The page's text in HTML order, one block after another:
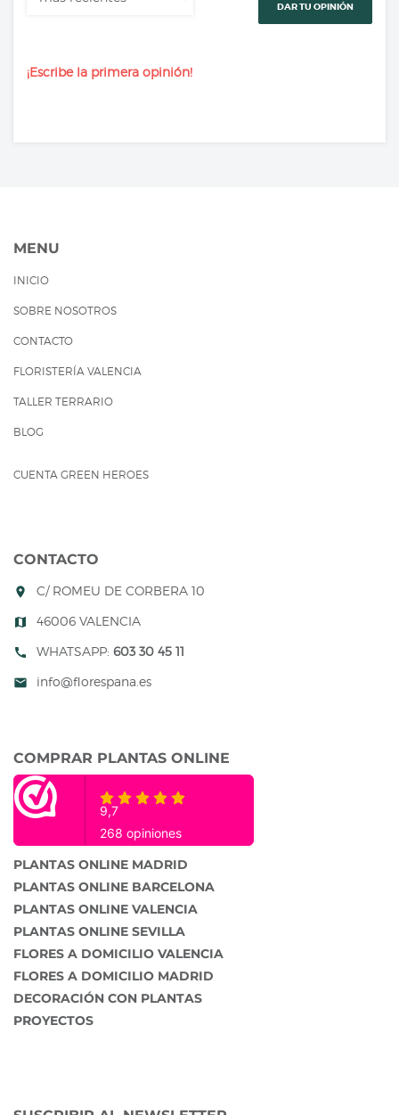
DAR TU OPINIÓN
¡Escribe la primera opinión!
MENU
INICIO
SOBRE NOSOTROS
CONTACTO
FLORISTERÍA VALENCIA
TALLER TERRARIO
BLOG
CUENTA GREEN HEROES
CONTACTO
room C/ ROMEU DE CORBERA 10
map 46006 VALENCIA
call WHATSAPP: 603 30 45 11
mail info@florespana.es
COMPRAR PLANTAS ONLINE
PLANTAS ONLINE MADRID
PLANTAS ONLINE BARCELONA
PLANTAS ONLINE VALENCIA
PLANTAS ONLINE SEVILLA
FLORES A DOMICILIO VALENCIA
FLORES A DOMICILIO MADRID
DECORACIÓN CON PLANTAS
PROYECTOS